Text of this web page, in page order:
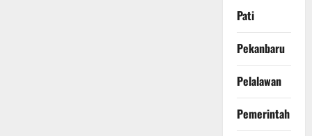
Pati
Pekanbaru
Pelalawan
Pemerintah